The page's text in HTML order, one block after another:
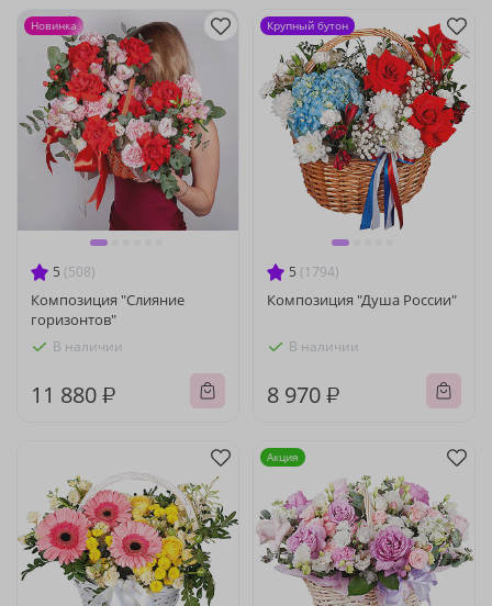
5 (508)
Композиция "Слияние
горизонтов"
В наличии
11 880 ₽
Новинка
5 (1794)
Композиция "Душа России"
В наличии
8 970 ₽
Крупный бутон
Акция